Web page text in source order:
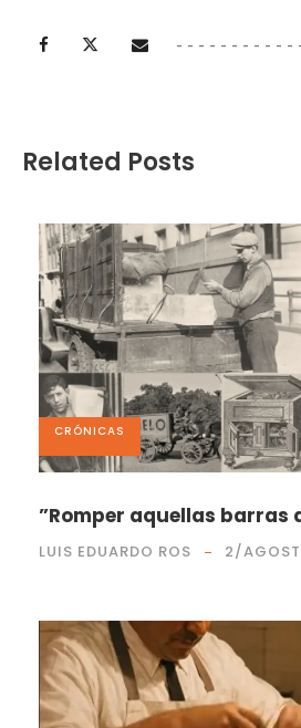
Related Posts
CRÓNICAS
”Romper aquellas barras
LUIS EDUARDO ROS 2/